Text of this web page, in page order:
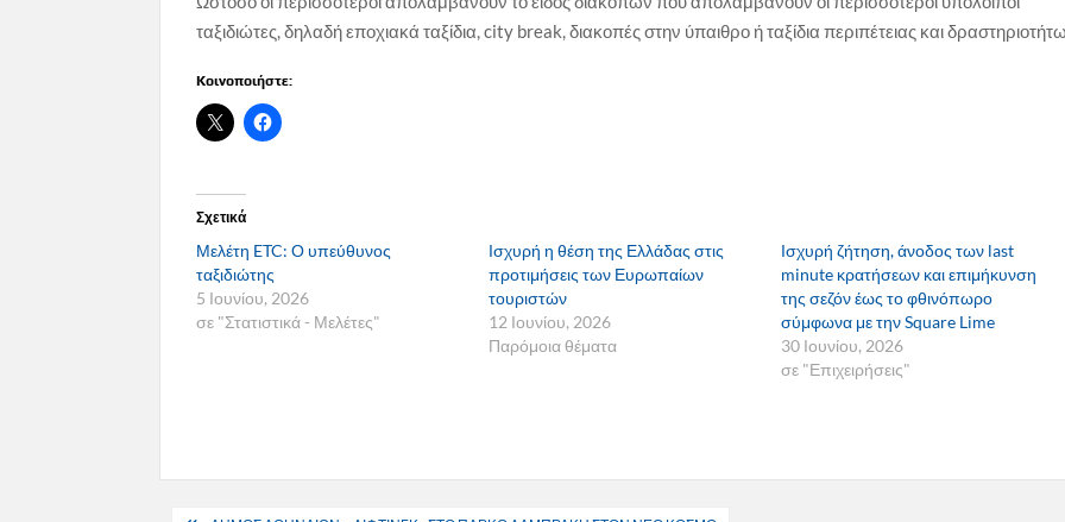
ταξιδιώτες, δηλαδή εποχιακά ταξίδια, city break, διακοπές στην ύπαιθρο ή ταξίδια περιπέτειας και
Κοινοποιήστε:
Σχετικά
Μελέτη ETC: Ο υπεύθυνος
ταξιδιώτης
5 Ιουνίου, 2026
σε "Στατιστικά - Μελέτες"
Ισχυρή η θέση της Ελλάδας στις
προτιμήσεις των Ευρωπαίων
τουριστών
12 Ιουνίου, 2026
Παρόμοια θέματα
Ισχυρή ζήτηση, άνοδος των last
minute κρατήσεων και επιμήκυνση
της σεζόν έως το φθινόπωρο
σύμφωνα με την Square Lime
30 Ιουνίου, 2026
σε "Επιχειρήσεις"